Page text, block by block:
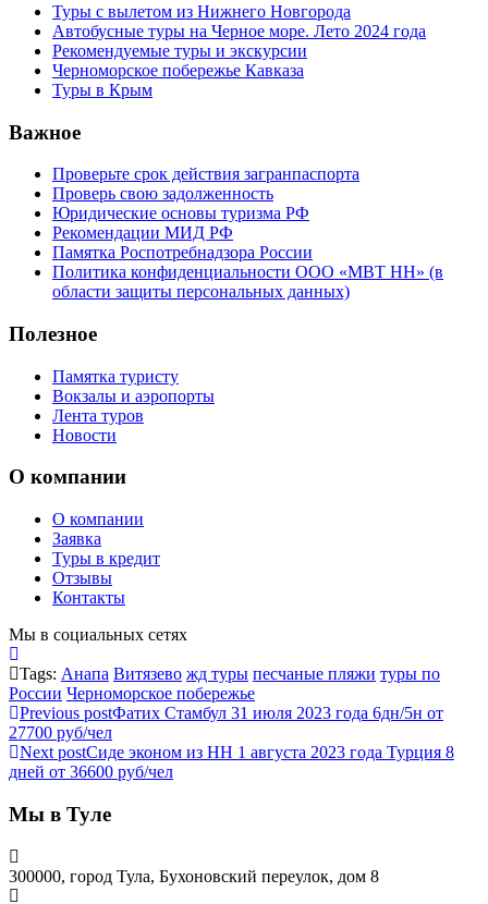
Туры с вылетом из Нижнего Новгорода
Автобусные туры на Черное море. Лето 2024 года
Рекомендуемые туры и экскурсии
Черноморское побережье Кавказа
Туры в Крым
Важное
Проверьте срок действия загранпаспорта
Проверь свою задолженность
Юридические основы туризма РФ
Рекомендации МИД РФ
Памятка Роспотребнадзора России
Политика конфиденциальности ООО «МВТ НН» (в
области защиты персональных данных)
Полезное
Памятка туристу
Вокзалы и аэропорты
Лента туров
Новости
О компании
О компании
Заявка
Туры в кредит
Отзывы
Контакты
Мы в социальных сетях
Tags: Анапа Витязево жд туры песчаные пляжи туры по
России Черноморское побережье
Previous postФатих Стамбул 31 июля 2023 года 6дн/5н от
27700 руб/чел
Next postСиде эконом из НН 1 августа 2023 года Турция 8
дней от 36600 руб/чел
Мы в Туле
300000, город Тула, Бухоновский переулок, дом 8